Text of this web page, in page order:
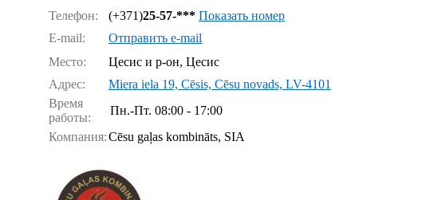
Телефон: (+371)25-57-*** Показать номер
E-mail:
Отправить e-mail
Место:
Цесис и р-он, Цесис
Адрес:
Miera iela 19, Cēsis, Cēsu novads, LV-4101
Время
работы:
Пн.-Пт. 08:00 - 17:00
Компания:Cēsu gaļas kombināts, SIA